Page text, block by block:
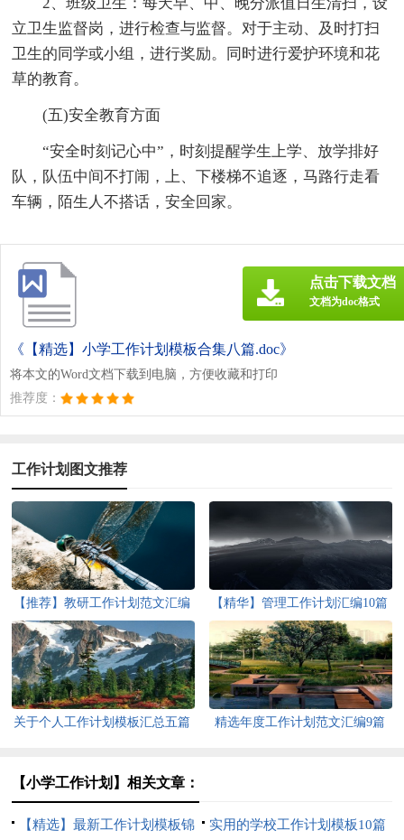
立卫生监督岗，进行检查与监督。对于主动、及时打扫
卫生的同学或小组，进行奖励。同时进行爱护环境和花
草的教育。
(五)安全教育方面
“安全时刻记心中”，时刻提醒学生上学、放学排好
队，队伍中间不打闹，上、下楼梯不追逐，马路行走看
车辆，陌生人不搭话，安全回家。
《【精选】小学工作计划模板合集八篇.doc》
将本文的Word文档下载到电脑，方便收藏和打印
推荐度：
点击下载文档
文档为doc格式
工作计划图文推荐
【推荐】教研工作计划范文汇编
五篇
【精华】管理工作计划汇编10篇
关于个人工作计划模板汇总五篇 精选年度工作计划范文汇编9篇
【小学工作计划】相关文章：
【精选】最新工作计划模板锦 实用的学校工作计划模板10篇